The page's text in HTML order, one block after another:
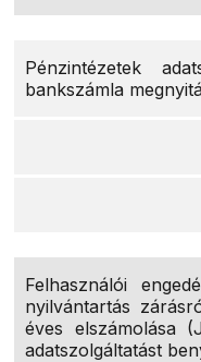
Pénzintézetek
bankszámla
Felhasználói
nyilvántartás
éves elszámolása
adatszolgáltatást